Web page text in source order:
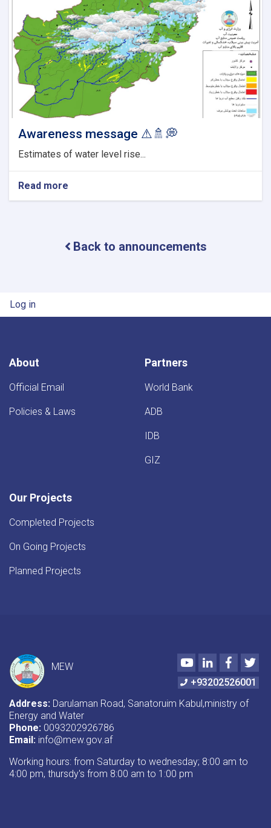
Awareness message ⚠🚿💭
Estimates of water level rise...
Read more
Awareness
💭Back to announcements
User account menu
Log in
About
Official Email
Policies & Laws
Partners
World Bank
ADB
IDB
GIZ
Our Projects
Completed Projects
On Going Projects
Planned Projects
MEW
YoutubeLinkedIn
+93202526001
Address: Darulaman Road, Sanatoruim Kabul,ministry of
Energy and Water
Phone: 0093202926786
Email: info@mew.gov.af
Working hours: from Saturday to wednesday; 8:00 am to
4:00 pm, thursdy's from 8:00 am to 1:00 pm